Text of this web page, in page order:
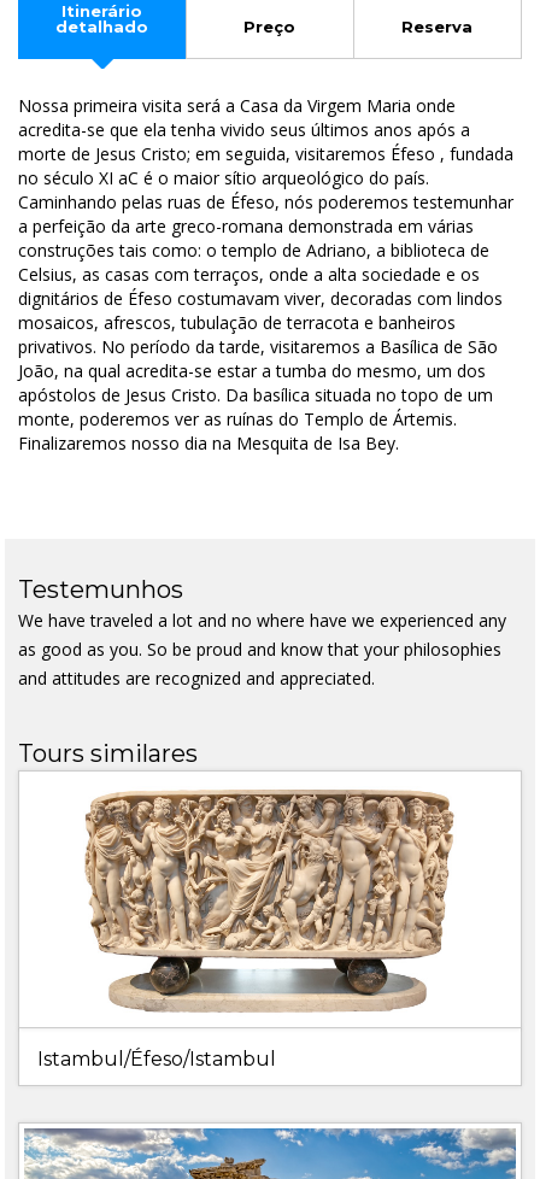
Itinerário
detalhado
Preço Reserva
Nossa primeira visita será a Casa da Virgem Maria onde
acredita-se que ela tenha vivido seus últimos anos após a
morte de Jesus Cristo; em seguida, visitaremos Éfeso , fundada
no século XI aC é o maior sítio arqueológico do país.
Caminhando pelas ruas de Éfeso, nós poderemos testemunhar
a perfeição da arte greco-romana demonstrada em várias
construções tais como: o templo de Adriano, a biblioteca de
Celsius, as casas com terraços, onde a alta sociedade e os
dignitários de Éfeso costumavam viver, decoradas com lindos
mosaicos, afrescos, tubulação de terracota e banheiros
privativos. No período da tarde, visitaremos a Basílica de São
João, na qual acredita-se estar a tumba do mesmo, um dos
apóstolos de Jesus Cristo. Da basílica situada no topo de um
monte, poderemos ver as ruínas do Templo de Ártemis.
Finalizaremos nosso dia na Mesquita de Isa Bey.
Testemunhos
We have traveled a lot and no where have we experienced any
as good as you. So be proud and know that your philosophies
and attitudes are recognized and appreciated.
Tours similares
Istambul/Éfeso/Istambul